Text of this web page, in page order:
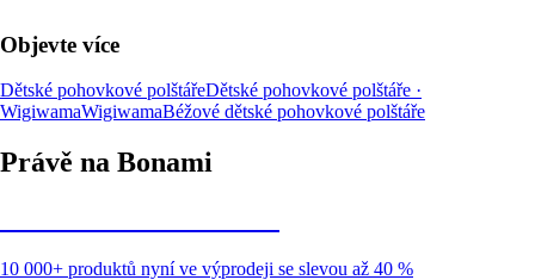
Objevte více
Dětské pohovkové polštářeDětské pohovkové polštáře ·
WigiwamaWigiwamaBéžové dětské pohovkové polštáře
Právě na Bonami
10 000+ produktů nyní ve výprodeji se slevou až 40 %